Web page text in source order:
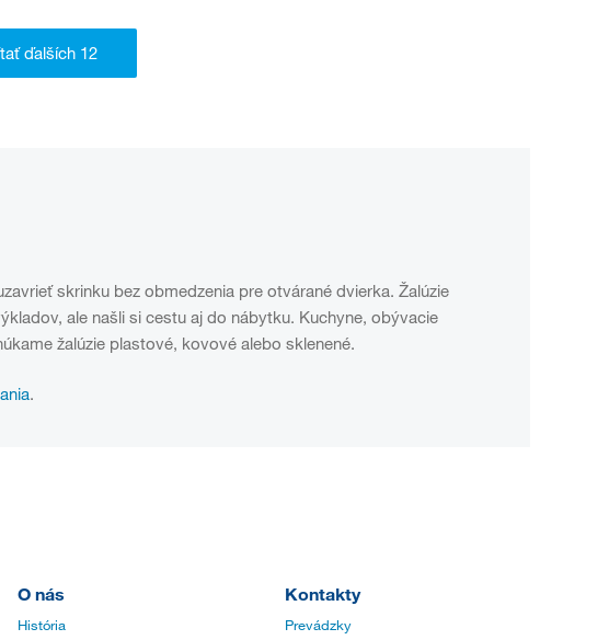
skrinku bez obmedzenia pre otvárané dvierka. Žalúzie
ale našli si cestu aj do nábytku. Kuchyne, obývacie
žalúzie plastové, kovové alebo sklenené.
.
O nás
História
Kontakty
Prevádzky